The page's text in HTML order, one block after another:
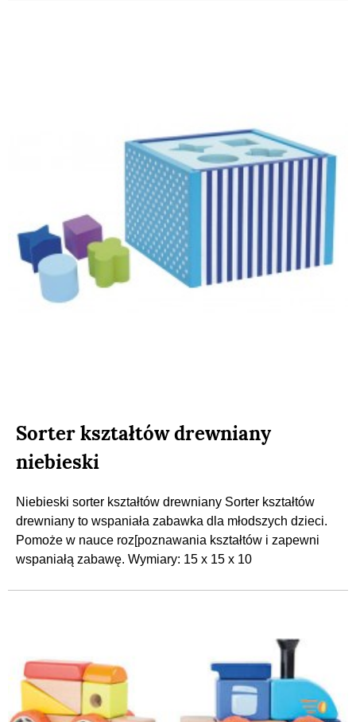
Sorter kształtów drewniany
niebieski
Niebieski sorter kształtów drewniany Sorter kształtów
drewniany to wspaniała zabawka dla młodszych dzieci.
Pomoże w nauce roz[poznawania kształtów i zapewni
wspaniałą zabawę. Wymiary: 15 x 15 x 10